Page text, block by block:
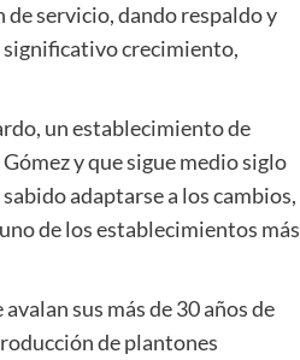
servicio, dando respaldo y
significativo crecimiento,
un establecimiento de
y que sigue medio siglo
adaptarse a los cambios,
de los establecimientos más
sus más de 30 años de
de plantones